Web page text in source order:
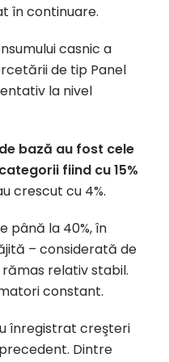
în continuare.
casnic a
de tip Panel
la nivel
bază au fost cele
fiind cu 15%
crescut cu 4%.
până la 40%, în
– considerată de
relativ stabil.
constant.
înregistrat creşteri
Dintre